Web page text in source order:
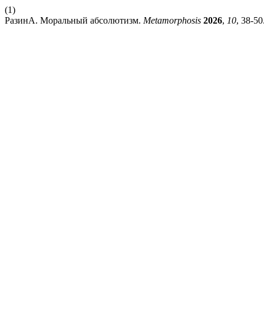
(1)
РазинА. Моральный абсолютизм. Metamorphosis 2026, 10, 38-